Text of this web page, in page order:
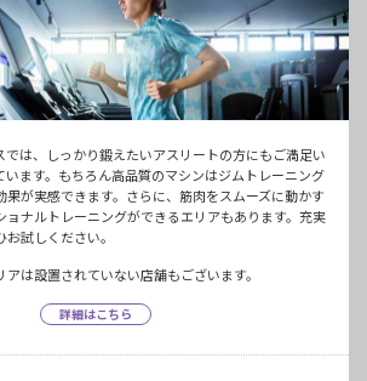
では、しっかり鍛えたいアスリートの方にもご満足い
います。もちろん高品質のマシンはジムトレーニング
が実感できます。さらに、筋肉をスムーズに動かす
ョナルトレーニングができるエリアもあります。充実
試しください。
は設置されていない店舗もございます。
詳細はこちら